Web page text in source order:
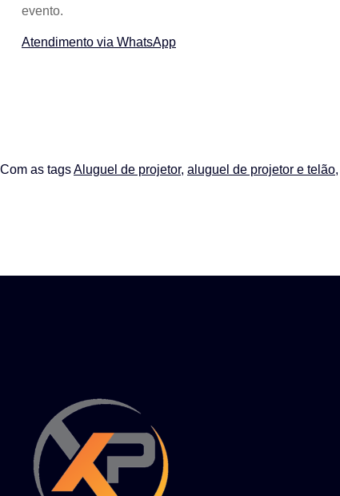
evento.
Atendimento via WhatsApp
Com as tagsAluguel de projetor, aluguel de projetor e telão,